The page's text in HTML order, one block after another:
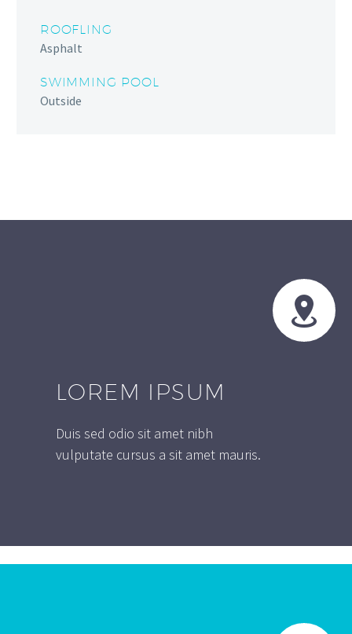
ROOFLING
Asphalt
SWIMMING POOL
Outside


LOREM IPSUM
Duis sed odio sit amet nibh
vulputate cursus a sit amet mauris.